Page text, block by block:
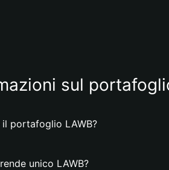
sul
il portafoglio LAWB?
unico LAWB?